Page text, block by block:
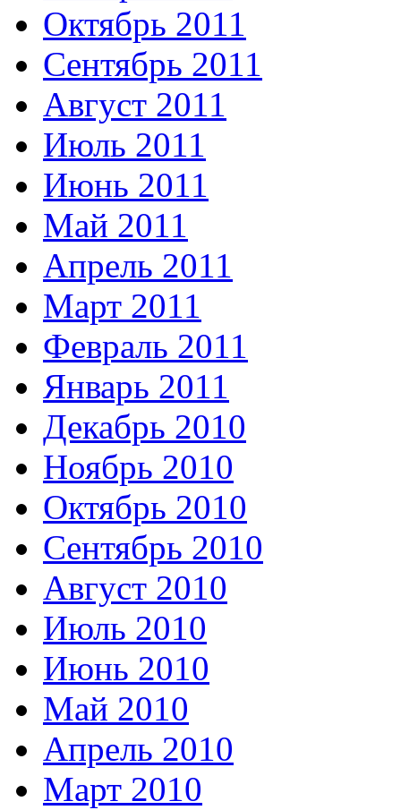
Октябрь 2011
Сентябрь 2011
Август 2011
Июль 2011
Июнь 2011
Май 2011
Апрель 2011
Март 2011
Февраль 2011
Январь 2011
Декабрь 2010
Ноябрь 2010
Октябрь 2010
Сентябрь 2010
Август 2010
Июль 2010
Июнь 2010
Май 2010
Апрель 2010
Март 2010